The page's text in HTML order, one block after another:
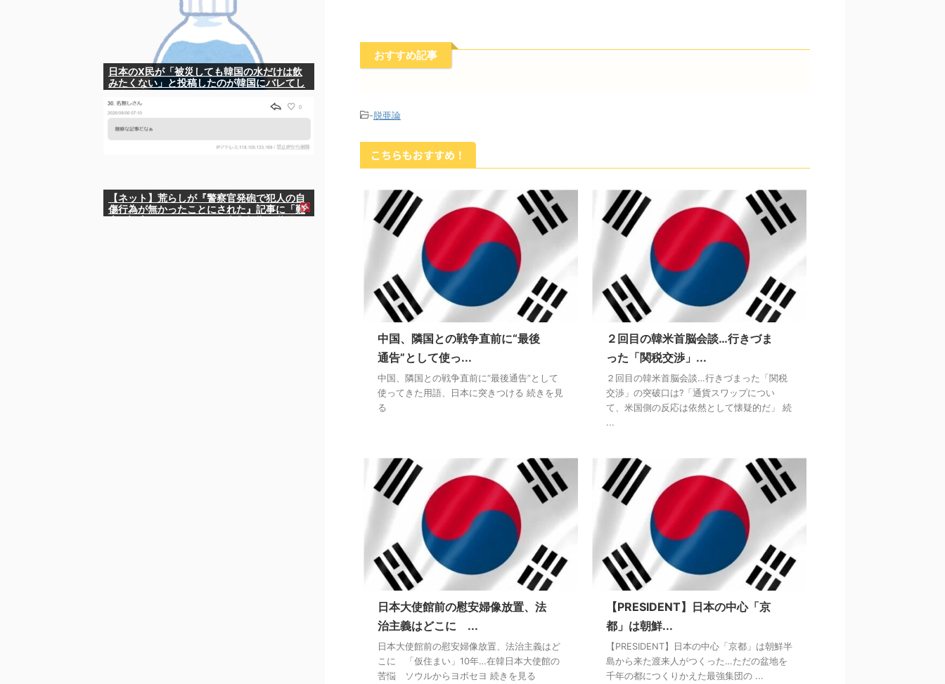
おすすめ記事
-脱亜論
こちらもおすすめ！
中国、隣国との戦争直前に“最後
通告”として使っ...
中国、隣国との戦争直前に“最後通告”として
使ってきた用語、日本に突きつける 続きを見
る
２回目の韓米首脳会談…行きづま
った「関税交渉」...
２回目の韓米首脳会談…行きづまった「関税
交渉」の突破口は?「通貨スワップについ
て、米国側の反応は依然として懐疑的だ」 続
...
日本大使館前の慰安婦像放置、法
治主義はどこに ...
日本大使館前の慰安婦像放置、法治主義はど
こに 「仮住まい」10年…在韓日本大使館の
苦悩 ソウルからヨボセヨ 続きを見る
【PRESIDENT】日本の中心「京
都」は朝鮮...
【PRESIDENT】日本の中心「京都」は朝鮮半
島から来た渡来人がつくった…ただの盆地を
千年の都につくりかえた最強集団の ...
日本のX民が「被災しても韓国の水だけは飲
みたくない」と投稿したのが韓国にバレてし
【ネット】荒らしが『警察官発砲で犯人の自
傷行為が無かったことにされた』記事に「難